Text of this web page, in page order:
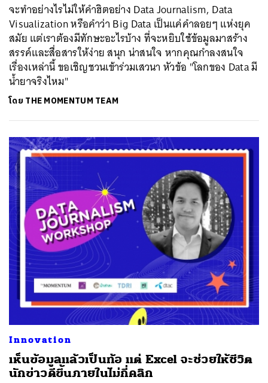
จะทำอย่างไรไม่ให้คำฮิตอย่าง Data Journalism, Data
Visualization หรือคำว่า Big Data เป็นแค่คำลอยๆ แห่งยุค
สมัย แต่เราต้องมีทักษะอะไรบ้าง ที่จะหยิบใช้ข้อมูลมาสร้าง
สรรค์และสื่อสารให้ง่าย สนุก น่าสนใจ หากคุณกำลงสนใจ
เรื่องเหล่านี้ ขอเชิญชวนเข้าร่วมเสวนา หัวข้อ "โลกของ Data มี
น้ำยาจริงไหม"
โดย THE MOMENTUM TEAM
Innovation
เห็นข้อมูลแล้วเป็นท้อ แต่ Excel จะช่วยให้ชีวิต
นักข่าวดีขึ้นภายในไม่กี่คลิก